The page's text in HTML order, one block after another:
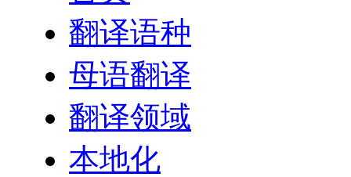
翻译语种
母语翻译
翻译领域
本地化